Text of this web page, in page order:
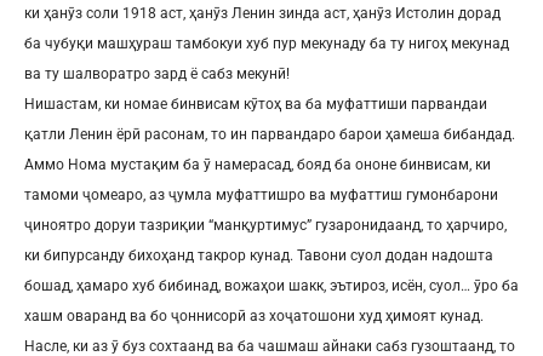
ки ҳанӯз соли 1918 аст, ҳанӯз Ленин зинда аст, ҳанӯз Истолин дорад
ба чубуқи машҳураш тамбокуи хуб пур мекунаду ба ту нигоҳ мекунад
ва ту шалворатро зард ё сабз мекунӣ!
Нишастам, ки номае бинвисам кӯтоҳ ва ба муфаттиши парвандаи
қатли Ленин ёрӣ расонам, то ин парвандаро барои ҳамеша бибандад.
Аммо Нома мустақим ба ӯ намерасад, бояд ба ононе бинвисам, ки
тамоми ҷомеаро, аз ҷумла муфаттишро ва муфаттиш гумонбарони
ҷиноятро доруи тазриқии “манқуртимус” гузаронидаанд, то ҳарчиро,
ки бипурсанду бихоҳанд такрор кунад. Тавони суол додан надошта
бошад, ҳамаро хуб бибинад, вожаҳои шакк, эътироз, исён, суол… ӯро ба
хашм оваранд ва бо ҷоннисорӣ аз хоҷатошони худ ҳимоят кунад.
Насле, ки аз ӯ буз сохтаанд ва ба чашмаш айнаки сабз гузоштаанд, то